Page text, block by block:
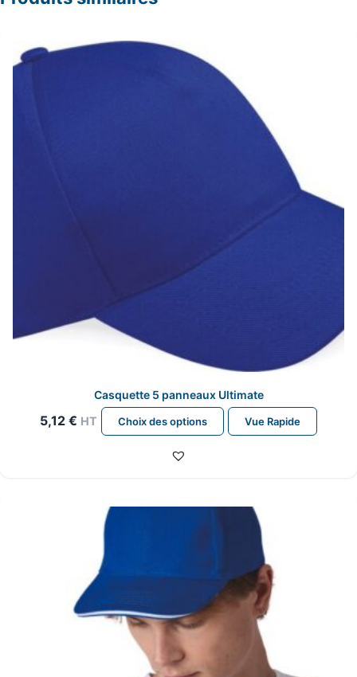
Casquette 5 panneaux Ultimate
5,12 € HT Choix des options
Ce
produit
options
peuvent
être
choisies
Vue Rapide